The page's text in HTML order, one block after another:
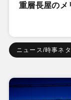
重層長屋のメ
ニュース/時事ネタ